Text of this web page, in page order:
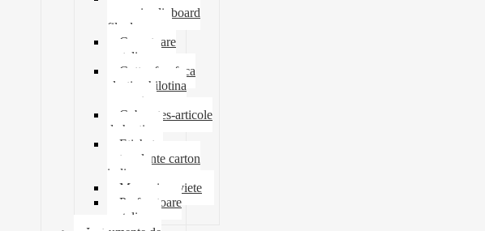
mecanic clipboard
file dosare
Capsatoare
metalice
Cutter foarfeca
elastic ghilotina
magnet
Cub notes-articole
de hartie
Etichete
autocolante carton
indigo
Mape si serviete
Perforatoare
metalice